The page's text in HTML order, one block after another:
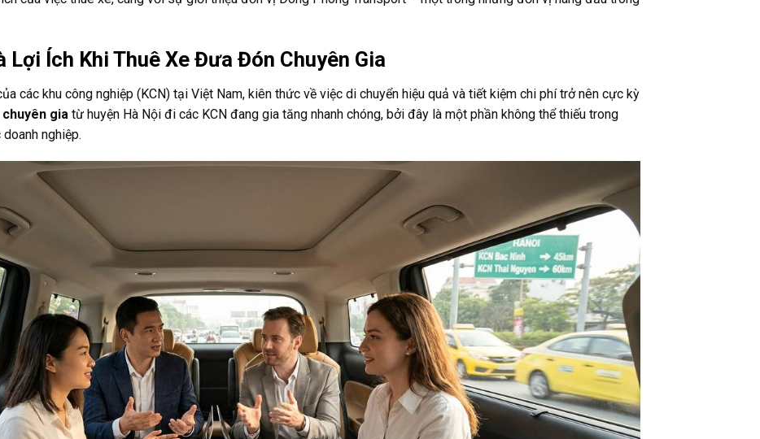
Lợi Ích Khi Thuê Xe Đưa Đón Chuyên Gia
các khu công nghiệp (KCN) tại Việt Nam, kiên thức về việc di chuyển hiệu quả và tiết kiệm chi phí trở nên cực kỳ
gia từ huyện Hà Nội đi các KCN đang gia tăng nhanh chóng, bởi đây là một phần không thể thiếu trong
nghiệp.